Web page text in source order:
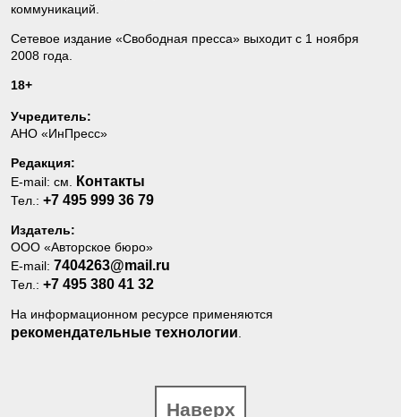
коммуникаций.
Сетевое издание «Свободная пресса» выходит с 1 ноября
2008 года.
18+
Учредитель:
АНО «ИнПресс»
Редакция:
E-mail: см.
Контакты
Тел.: +7 495 999 36 79
Издатель:
ООО «Авторское бюро»
E-mail: 7404263@mail.ru
Тел.: +7 495 380 41 32
На информационном ресурсе применяются
рекомендательные технологии
Наверх